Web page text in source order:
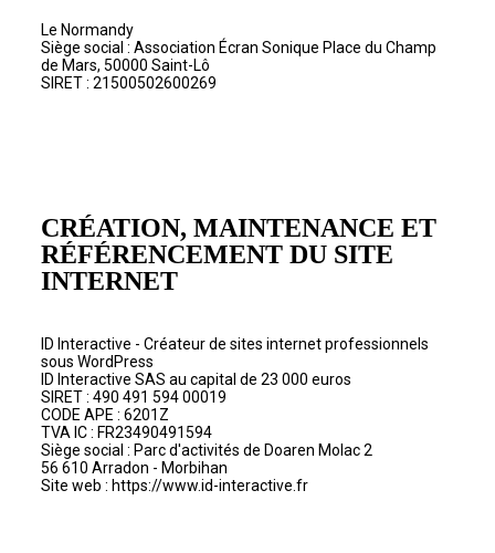
Le Normandy
Siège social : Association Écran Sonique Place du Champ
de Mars, 50000 Saint-Lô
SIRET : 21500502600269
CRÉATION, MAINTENANCE ET
RÉFÉRENCEMENT DU SITE
INTERNET
ID Interactive - Créateur de sites internet professionnels
sous WordPress
ID Interactive SAS au capital de 23 000 euros
SIRET : 490 491 594 00019
CODE APE : 6201Z
TVA IC : FR23490491594
Siège social : Parc d'activités de Doaren Molac 2
56 610 Arradon - Morbihan
Site web : https://www.id-interactive.fr